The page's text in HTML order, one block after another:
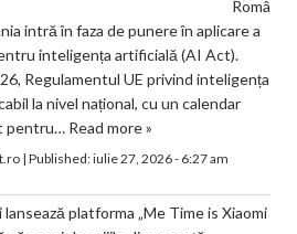
Româ
intră în faza de punere în aplicare a
inteligența artificială (AI Act).
Regulamentul UE privind inteligența
la nivel național, cu un calendar
pentru… Read more »
| Published:iulie 27, 2026 - 6:27 am
platforma „Me Time is Xiaomi